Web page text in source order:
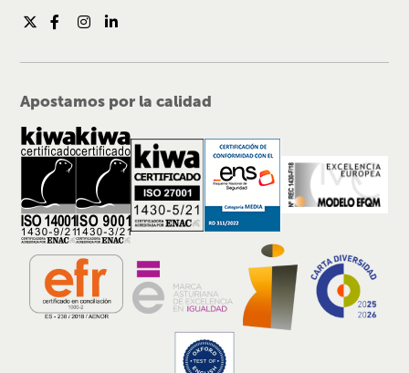
Apostamos por la calidad